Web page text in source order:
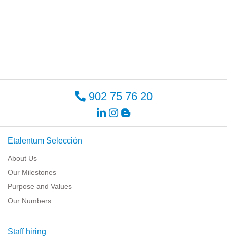
902 75 76 20
Etalentum Selección
About Us
Our Milestones
Purpose and Values
Our Numbers
Staff hiring